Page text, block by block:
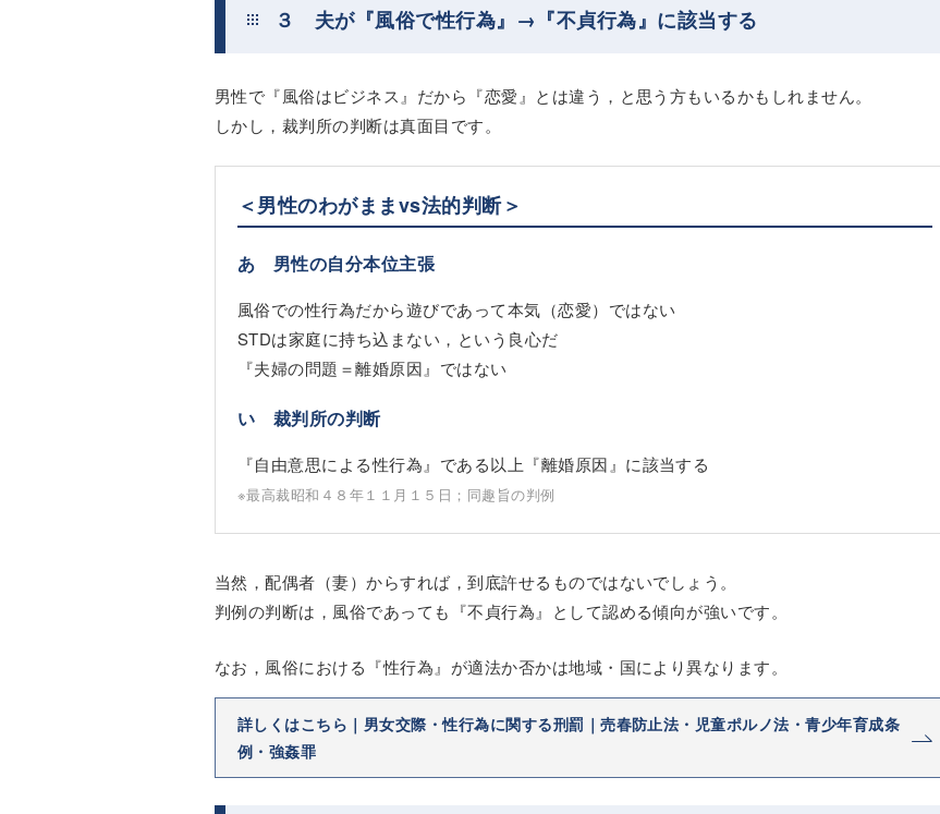
３ 夫が『風俗で性行為』→『不貞行為』に該当する
男性で『風俗はビジネス』だから『恋愛』とは違う，と思う方もいるかもしれません。
しかし，裁判所の判断は真面目です。
＜男性のわがままvs法的判断＞
あ 男性の自分本位主張
風俗での性行為だから遊びであって本気（恋愛）ではない
STDは家庭に持ち込まない，という良心だ
『夫婦の問題＝離婚原因』ではない
い 裁判所の判断
『自由意思による性行為』である以上『離婚原因』に該当する
※最高裁昭和４８年１１月１５日；同趣旨の判例
当然，配偶者（妻）からすれば，到底許せるものではないでしょう。
判例の判断は，風俗であっても『不貞行為』として認める傾向が強いです。
なお，風俗における『性行為』が適法か否かは地域・国により異なります。
詳しくはこちら｜男女交際・性行為に関する刑罰｜売春防止法・児童ポルノ法・青少年育成条
例・強姦罪